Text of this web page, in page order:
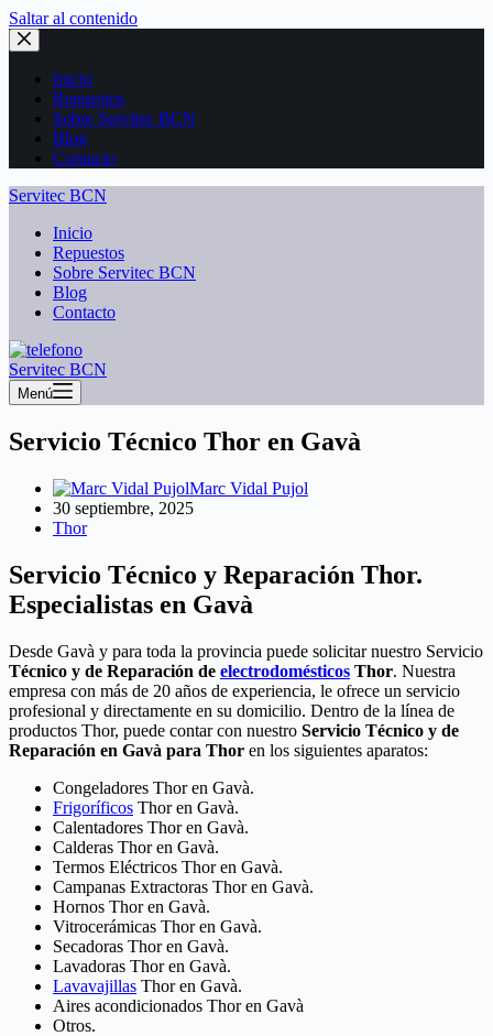
Saltar al contenido
Inicio
Repuestos
Sobre Servitec BCN
Blog
Contacto
Servitec BCN
Inicio
Repuestos
Sobre Servitec BCN
Blog
Contacto
Servitec BCN
Menú
Servicio Técnico Thor en Gavà
Marc Vidal Pujol
30 septiembre, 2025
Thor
Servicio Técnico y Reparación Thor.
Especialistas en Gavà
Desde Gavà y para toda la provincia puede solicitar nuestro Servicio
Técnico y de Reparación de electrodomésticos Thor. Nuestra
empresa con más de 20 años de experiencia, le ofrece un servicio
profesional y directamente en su domicilio. Dentro de la línea de
productos Thor, puede contar con nuestro Servicio Técnico y de
Reparación en Gavà para Thor en los siguientes aparatos:
Congeladores Thor en Gavà.
Frigoríficos Thor en Gavà.
Calentadores Thor en Gavà.
Calderas Thor en Gavà.
Termos Eléctricos Thor en Gavà.
Campanas Extractoras Thor en Gavà.
Hornos Thor en Gavà.
Vitrocerámicas Thor en Gavà.
Secadoras Thor en Gavà.
Lavadoras Thor en Gavà.
Lavavajillas Thor en Gavà.
Aires acondicionados Thor en Gavà
Otros.